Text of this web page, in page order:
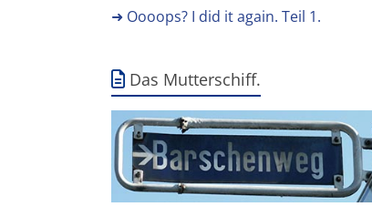
➜ Oooops? I did it again. Teil 1.
Das Mutterschiff.